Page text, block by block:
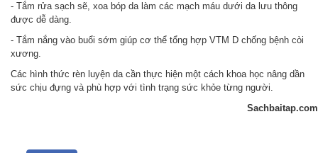
- Tắm rửa sạch sẽ, xoa bóp da làm các mạch máu dưới da lưu thông
được dễ dàng.
- Tắm nắng vào buổi sớm giúp cơ thể tổng hợp VTM D chống bệnh còi
xương.
Các hình thức rèn luyện da cần thực hiện một cách khoa học nâng dần
sức chịu đựng và phù hợp với tình trạng sức khỏe từng người.
Sachbaitap.com